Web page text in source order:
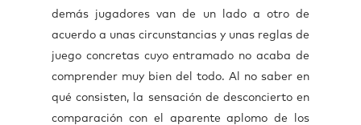
demás jugadores van de un lado a otro de
acuerdo a unas circunstancias y unas reglas de
juego concretas cuyo entramado no acaba de
comprender muy bien del todo. Al no saber en
qué consisten, la sensación de desconcierto en
comparación con el aparente aplomo de los